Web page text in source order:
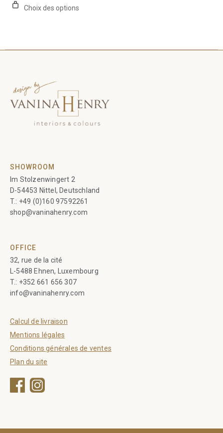
prix :
159,00€
Choix des options
SHOWROOM
Im Stolzenwingert 2
D-54453 Nittel, Deutschland
T.: +49 (0)160 97592261
shop@vaninahenry.com
OFFICE
32, rue de la cité
L-5488 Ehnen, Luxembourg
T.: +352 661 656 307
info@vaninahenry.com
Calcul de livraison
Mentions légales
Conditions générales de ventes
Plan du site